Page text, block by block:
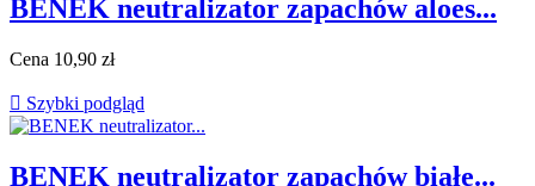
BENEK neutralizator zapachów aloes...
Cena 10,90 zł
 Szybki podgląd
BENEK neutralizator zapachów białe...